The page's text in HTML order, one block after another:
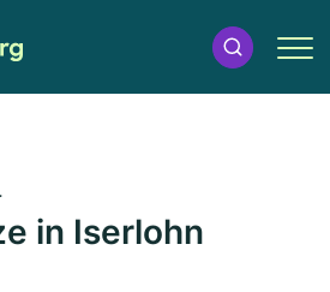
in Iserlohn